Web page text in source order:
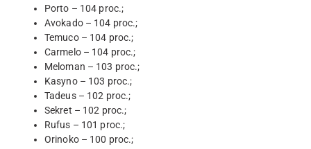
Porto – 104 proc.;
Avokado – 104 proc.;
Temuco – 104 proc.;
Carmelo – 104 proc.;
Meloman – 103 proc.;
Kasyno – 103 proc.;
Tadeus – 102 proc.;
Sekret – 102 proc.;
Rufus – 101 proc.;
Orinoko – 100 proc.;